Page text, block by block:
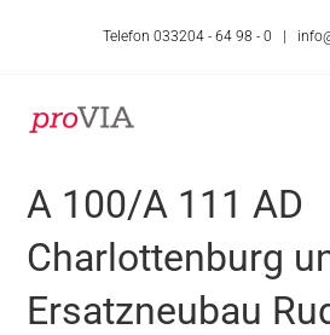
Telefon 033204 - 64 98 - 0 |
A 100/A 111 AD
Charlottenburg
Ersatzneubau